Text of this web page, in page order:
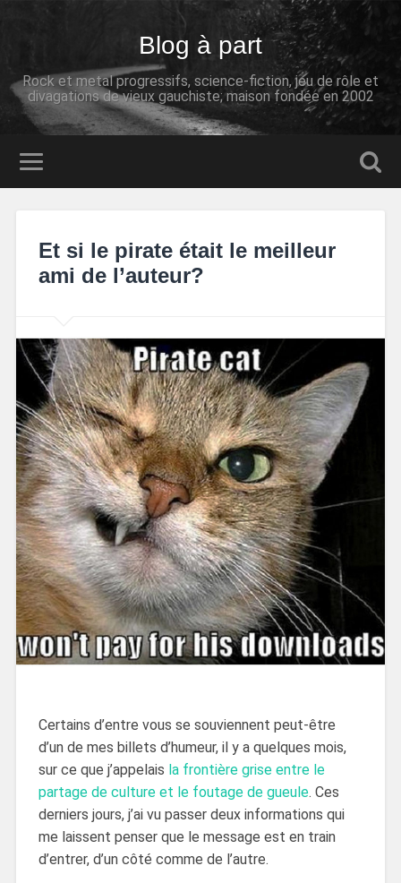
Blog à part
Rock et metal progressifs, science-fiction, jeu de rôle et
divagations de vieux gauchiste; maison fondée en 2002
Et si le pirate était le meilleur
ami de l’auteur?
Certains d’entre vous se souviennent peut-être
d’un de mes billets d’humeur, il y a quelques mois,
sur ce que j’appelais la frontière grise entre le
partage de culture et le foutage de gueule. Ces
derniers jours, j’ai vu passer deux informations qui
me laissent penser que le message est en train
d’entrer, d’un côté comme de l’autre.